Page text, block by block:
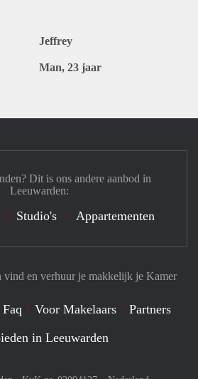
Jeffrey
Man, 23 jaar
vind en verhuur je makkelijk je Kamer
Faq Voor Makelaars
Partners
in Leeuwarden
Dit is ons andere aanbod in
Leeuwarden:
Studio's Appartementen